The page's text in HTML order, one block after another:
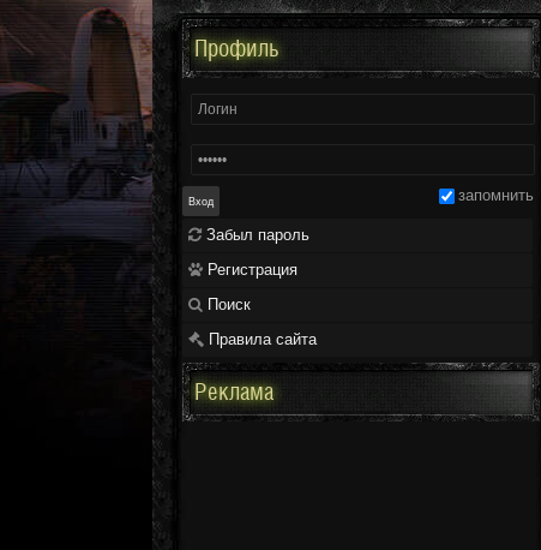
Профиль
запомнить
Забыл пароль
Регистрация
Поиск
Правила сайта
Реклама